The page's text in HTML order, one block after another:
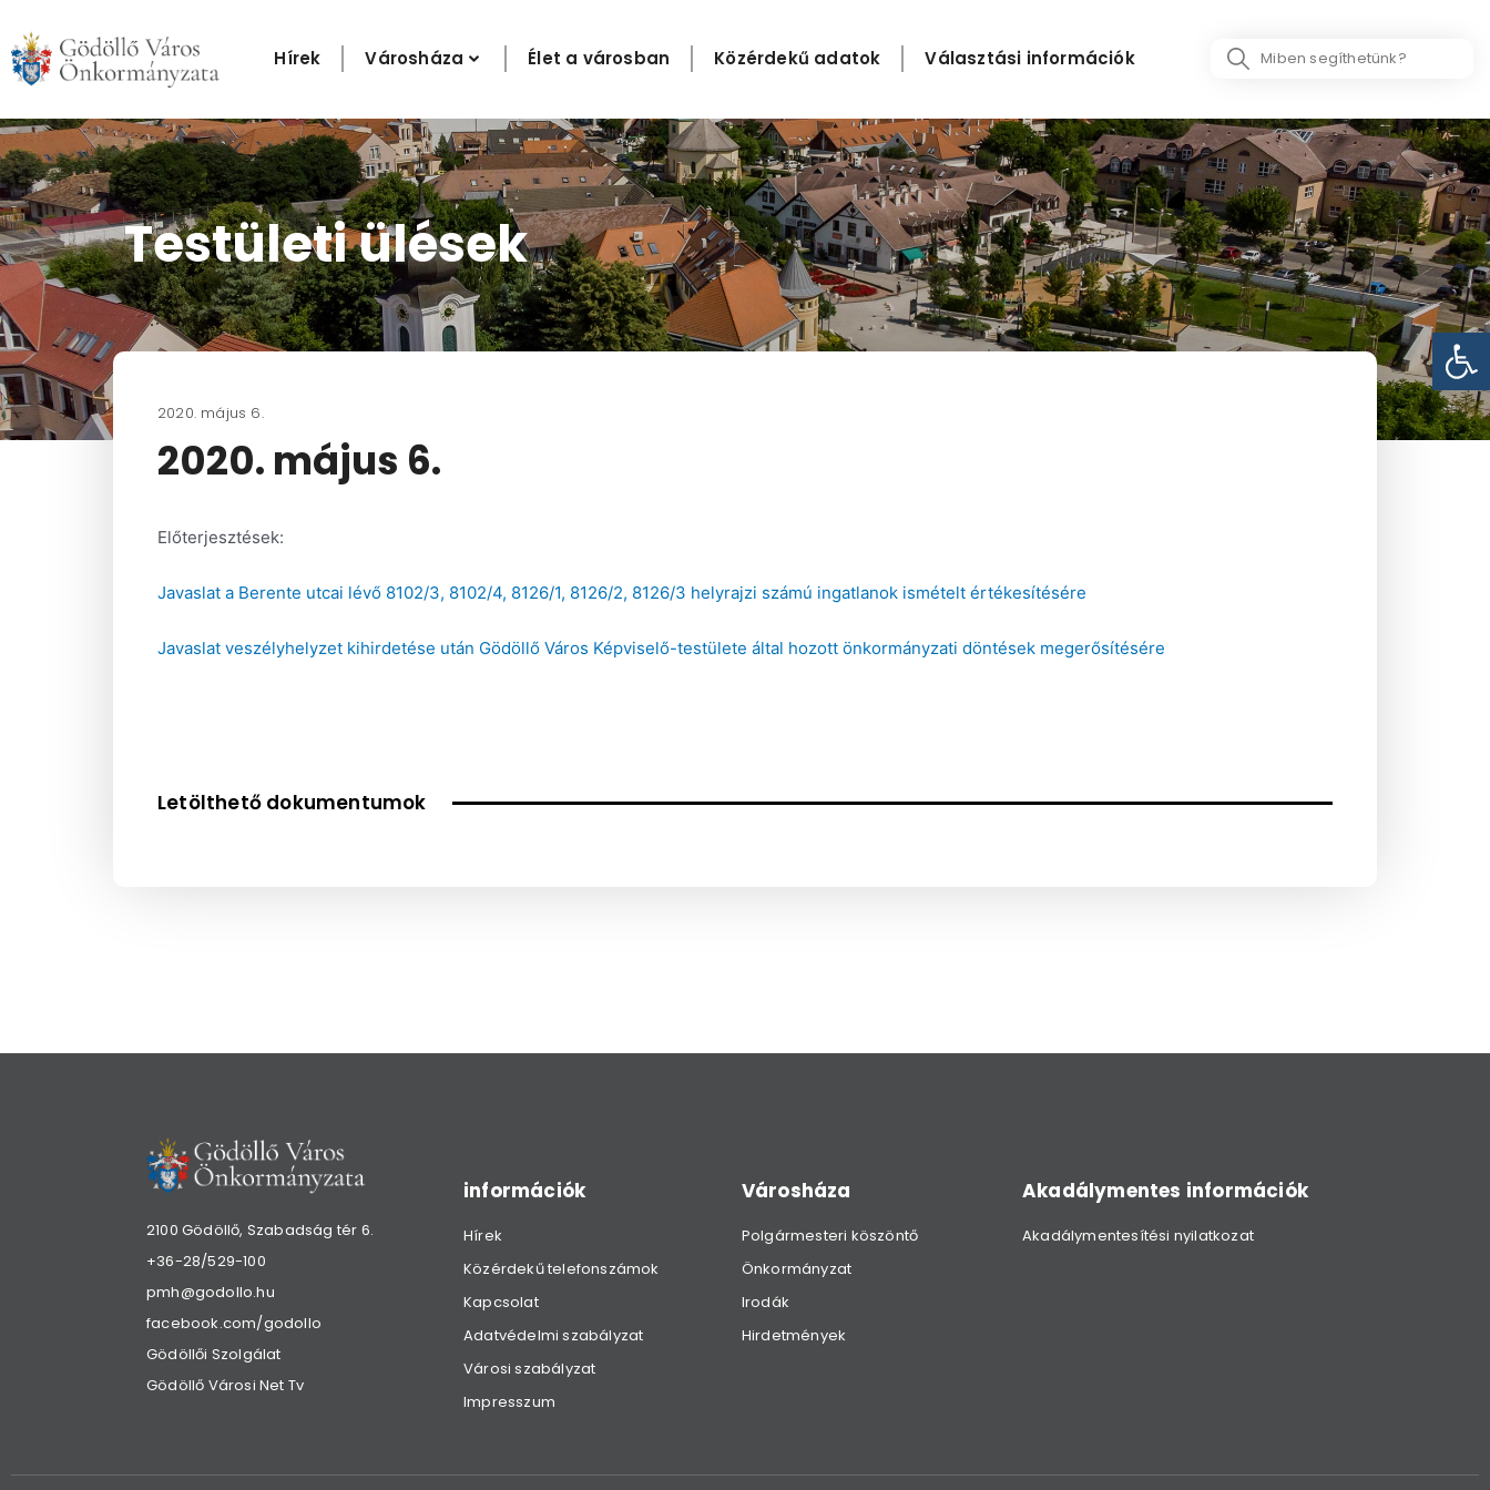
content
Hírek Városháza Élet a városban Közérdekű adatok Választási információk
Search
Testületi ülések​
2020. május 6.
2020. május 6.
Előterjesztések:
Javaslat a Berente utcai lévő 8102/3, 8102/4, 8126/1, 8126/2, 8126/3 helyrajzi számú ingatlanok ismételt értékesítésére
Javaslat veszélyhelyzet kihirdetése után Gödöllő Város Képviselő-testülete által hozott önkormányzati döntések megerősítésére
Letölthető dokumentumok
2100 Gödöllő, Szabadság tér 6.
+36-28/529-100
pmh@godollo.hu
facebook.com/godollo
Gödöllői Szolgálat
Gödöllő Városi Net Tv
információk
Hírek
Közérdekű telefonszámok
Kapcsolat
Adatvédelmi szabályzat
Városi szabályzat
Impresszum
Városháza
Polgármesteri köszöntő
Önkormányzat
Irodák
Hirdetmények
Akadálymentes információk
Akadálymentesítési nyilatkozat